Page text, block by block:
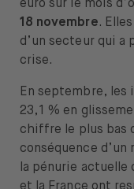
euro sur le mois
18 novembre.
d’un secteur qui
crise.
En septembre,
23,1 % en
chiffre le plus bas
conséquence d’un
la pénurie actuelle